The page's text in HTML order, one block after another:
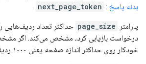
بدنه پاسخ :
next_page_token
.
پارامتر page_size حداکثر تعداد ردیف‌هایی
درخواست بازیابی کرد، مشخص می‌کند. اگر
خودکار روی حداکثر اندازه صفحه یعنی ۱۰۰۰ ردیف تنظیم می‌شود.